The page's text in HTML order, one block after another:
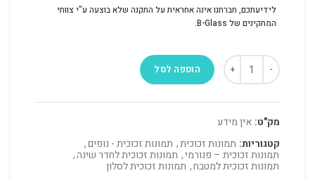
לידיעתכם, חברתנו אינה אחראית על התקנה שלא בוצעה ע"י צוותי
המתקינים של B-Glass.
הוספה לסל
מק"ט: אין מידע
קטגוריות: תמונות זכוכית, תמונות זכוכית - נופים,
תמונות זכוכית – פנורמי, תמונות זכוכית לחדר שינה,
תמונות זכוכית למטבח, תמונות זכוכית לסלון